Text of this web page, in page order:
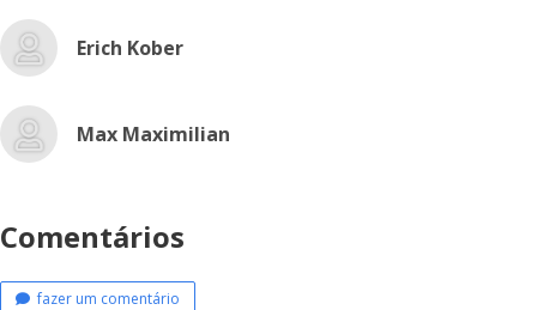
Erich Kober
Max Maximilian
Comentários
fazer um comentário